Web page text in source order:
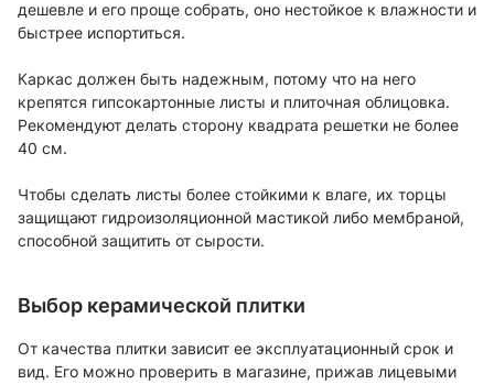
дешевле и его проще собрать, оно нестойкое к влажности и
быстрее испортиться.
Каркас должен быть надежным, потому что на него
крепятся гипсокартонные листы и плиточная облицовка.
Рекомендуют делать сторону квадрата решетки не более
40 см.
Чтобы сделать листы более стойкими к влаге, их торцы
защищают гидроизоляционной мастикой либо мембраной,
способной защитить от сырости.
Выбор керамической плитки
От качества плитки зависит ее эксплуатационный срок и
вид. Его можно проверить в магазине, прижав лицевыми